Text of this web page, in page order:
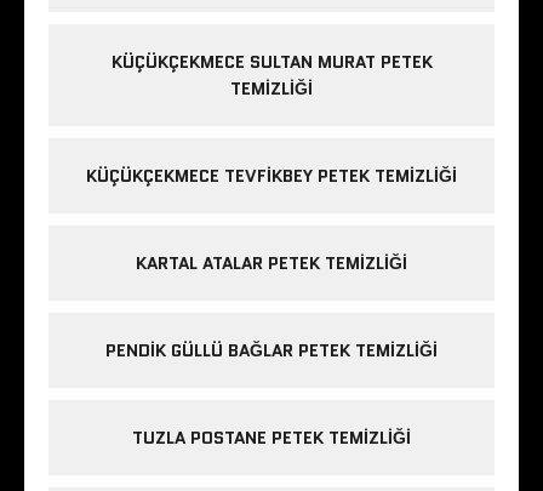
KÜÇÜKÇEKMECE SULTAN MURAT PETEK
TEMIZLIĞI
KÜÇÜKÇEKMECE TEVFIKBEY PETEK TEMIZLIĞI
KARTAL ATALAR PETEK TEMIZLIĞI
PENDIK GÜLLÜ BAĞLAR PETEK TEMIZLIĞI
TUZLA POSTANE PETEK TEMIZLIĞI